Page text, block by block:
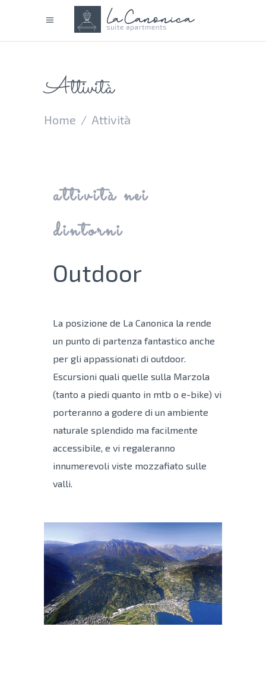
Attività
Home / Attività
attività nei
dintorni
Outdoor
La posizione de La Canonica la rende
un punto di partenza fantastico anche
per gli appassionati di outdoor.
Escursioni quali quelle sulla Marzola
(tanto a piedi quanto in mtb o e-bike) vi
porteranno a godere di un ambiente
naturale splendido ma facilmente
accessibile, e vi regaleranno
innumerevoli viste mozzafiato sulle
valli.